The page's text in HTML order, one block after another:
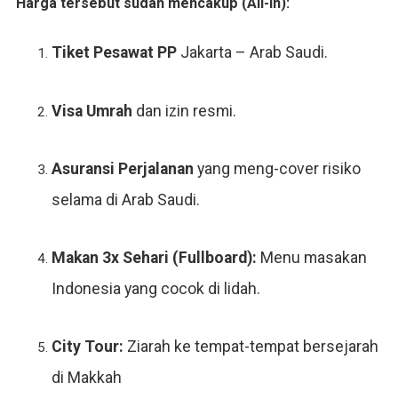
Tiket Pesawat PPJakarta – Arab Saudi.
Visa Umrah dan izin resmi.
Asuransi Perjalanan yang meng-cover risiko
selama di Arab Saudi.
Makan 3x Sehari (Fullboard): Menu masakan
Indonesia yang cocok di lidah.
City Tour: Ziarah ke tempat-tempat bersejarah
di Makkah